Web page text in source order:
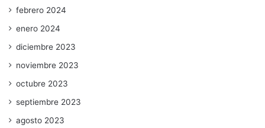
febrero 2024
enero 2024
diciembre 2023
noviembre 2023
octubre 2023
septiembre 2023
agosto 2023